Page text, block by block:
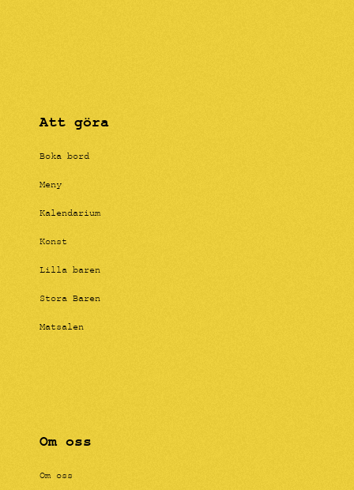
Att göra
Boka bord
Meny
Kalendarium
Konst
Lilla baren
Stora Baren
Matsalen
Om oss
Om oss